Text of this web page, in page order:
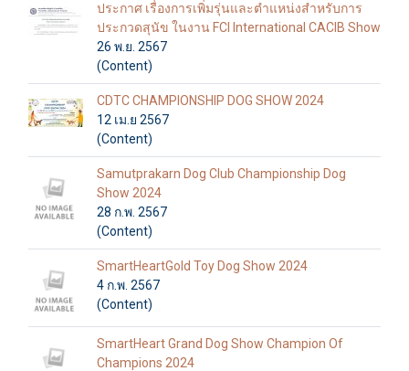
ประกาศ เรื่องการเพิ่มรุ่นและตำแหน่งสำหรับการ
ประกวดสุนัข ในงาน FCI International CACIB Show
26 พ.ย. 2567
(Content)
CDTC CHAMPIONSHIP DOG SHOW 2024
12 เม.ย 2567
(Content)
Samutprakarn Dog Club Championship Dog
Show 2024
28 ก.พ. 2567
(Content)
SmartHeartGold Toy Dog Show 2024
4 ก.พ. 2567
(Content)
SmartHeart Grand Dog Show Champion Of
Champions 2024